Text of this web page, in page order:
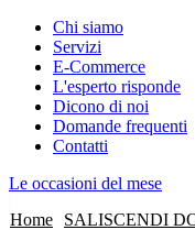
Chi siamo
Servizi
E-Commerce
L'esperto risponde
Dicono di noi
Domande frequenti
Contatti
Le occasioni del mese
Home
SALISCENDI